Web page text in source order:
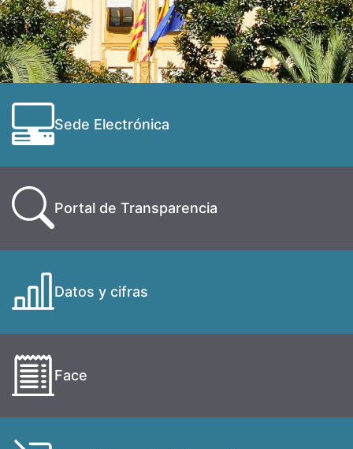
Sede Electrónica
Portal de Transparencia
Datos y cifras
Face